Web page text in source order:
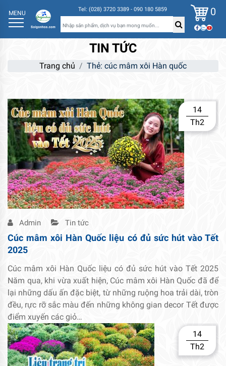
MENU Tel: (028) 3720 3389 - 090 180 5859 0
TIN TỨC
Trang chủ Thẻ: cúc mâm xôi Hàn quốc
14
Th2
Admin Tin tức
Cúc mâm xôi Hàn Quốc liệu có đủ sức hút vào Tết
2025
Cúc mâm xôi Hàn Quốc liệu có đủ sức hút vào Tết 2025
Năm qua, khi vừa xuất hiện, Cúc mâm xôi Hàn Quốc đã để
lại những dấu ấn đặc biệt, từ những ruộng hoa trải dài, tròn
đều, rực rỡ sắc màu đến những không gian decor Tết được
điểm xuyến các giỏ…
14
Th2